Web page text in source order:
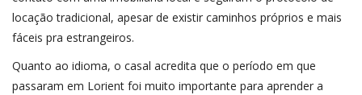
locação tradicional, apesar de existir caminhos próprios e mais
fáceis pra estrangeiros.
Quanto ao idioma, o casal acredita que o período em que
passaram em Lorient foi muito importante para aprender a